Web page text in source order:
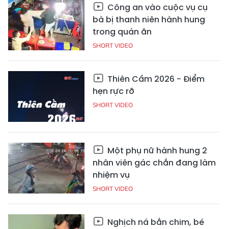
Công an vào cuộc vụ cụ
bà bị thanh niên hành hung
trong quán ăn
SHORT VIDEO
Thiên Cầm 2026 - Điểm
hẹn rực rỡ
SHORT VIDEO
Một phụ nữ hành hung 2
nhân viên gác chắn đang làm
nhiệm vụ
SHORT VIDEO
Nghịch ná bắn chim, bé